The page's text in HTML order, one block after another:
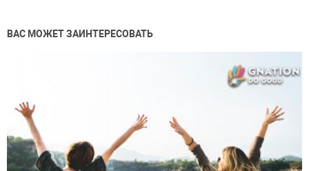
ВАС МОЖЕТ ЗАИНТЕРЕСОВАТЬ